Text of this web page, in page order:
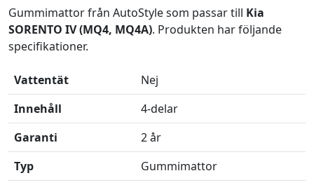
Gummimattor från AutoStyle som passar till Kia
SORENTO IV (MQ4, MQ4A). Produkten har följande
specifikationer.
Vattentät
Nej
Innehåll
4-delar
Garanti
2 år
Typ
Gummimattor